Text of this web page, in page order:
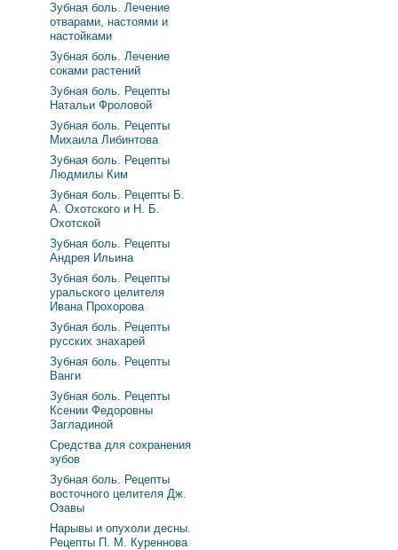
Зубная боль. Лечение
отварами, настоями и
настойками
Зубная боль. Лечение
соками растений
Зубная боль. Рецепты
Натальи Фроловой
Зубная боль. Рецепты
Михаила Либинтова
Зубная боль. Рецепты
Людмилы Ким
Зубная боль. Рецепты Б.
А. Охотского и Н. Б.
Охотской
Зубная боль. Рецепты
Андрея Ильина
Зубная боль. Рецепты
уральского целителя
Ивана Прохорова
Зубная боль. Рецепты
русских знахарей
Зубная боль. Рецепты
Ванги
Зубная боль. Рецепты
Ксении Федоровны
Загладиной
Средства для сохранения
зубов
Зубная боль. Рецепты
восточного целителя Дж.
Озавы
Нарывы и опухоли десны.
Рецепты П. М. Куреннова